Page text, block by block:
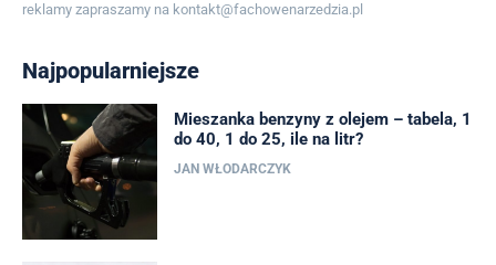
reklamy zapraszamy na kontakt@fachowenarzedzia.pl
Najpopularniejsze
Mieszanka benzyny z olejem – tabela, 1
do 40, 1 do 25, ile na litr?
JAN WŁODARCZYK